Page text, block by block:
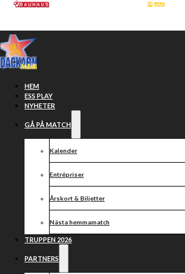
Hoppa till huvudinnehåll
HEM
ESS PLAY
NYHETER
GÅ PÅ MATCH
Kalender
Entrépriser
Årskort & Biljetter
Nästa hemmamatch
TRUPPEN 2026
PARTNERS
GP-